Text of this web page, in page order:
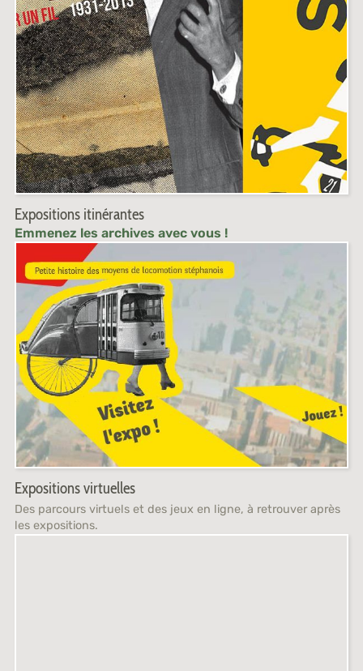
Expositions itinérantes
Emmenez les archives avec vous !
Expositions virtuelles
Des parcours virtuels et des jeux en ligne, à retrouver après
les expositions.